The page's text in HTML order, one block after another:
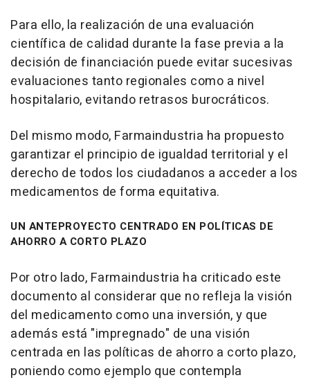
Para ello, la realización de una evaluación
científica de calidad durante la fase previa a la
decisión de financiación puede evitar sucesivas
evaluaciones tanto regionales como a nivel
hospitalario, evitando retrasos burocráticos.
Del mismo modo, Farmaindustria ha propuesto
garantizar el principio de igualdad territorial y el
derecho de todos los ciudadanos a acceder a los
medicamentos de forma equitativa.
UN ANTEPROYECTO CENTRADO EN POLÍTICAS DE
AHORRO A CORTO PLAZO
Por otro lado, Farmaindustria ha criticado este
documento al considerar que no refleja la visión
del medicamento como una inversión, y que
además está "impregnado" de una visión
centrada en las políticas de ahorro a corto plazo,
poniendo como ejemplo que contempla